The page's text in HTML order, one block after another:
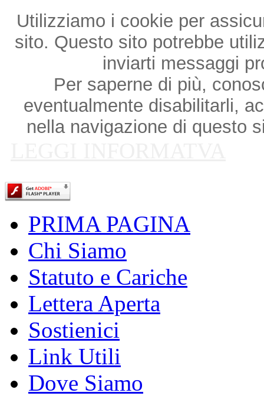
Utilizziamo i cookie per
sito. Questo sito potrebbe
inviarti messaggi
Per saperne di più,
eventualmente disabilitarli,
nella navigazione di questo
PRIMA PAGINA
Chi Siamo
Statuto e Cariche
Lettera Aperta
Sostienici
Link Utili
Dove Siamo